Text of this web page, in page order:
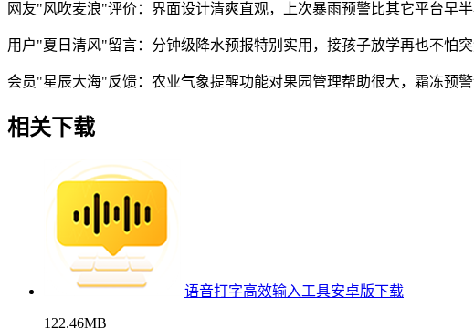
网友"风吹麦浪"评价：界面设计清爽直观，上次暴雨预警比其它平台早
用户"夏日清风"留言：分钟级降水预报特别实用，接孩子放学再也不怕
会员"星辰大海"反馈：农业气象提醒功能对果园管理帮助很大，霜冻预
相关下载
语音打字高效输入工具安卓版下载
122.46MB